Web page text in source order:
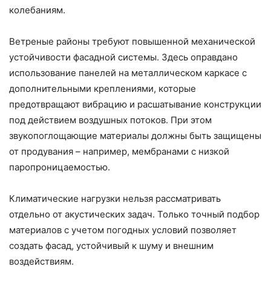
колебаниям.
Ветреные районы требуют повышенной механической
устойчивости фасадной системы. Здесь оправдано
использование панелей на металлическом каркасе с
дополнительными креплениями, которые
предотвращают вибрацию и расшатывание конструкции
под действием воздушных потоков. При этом
звукопоглощающие материалы должны быть защищены
от продувания – например, мембранами с низкой
паропроницаемостью.
Климатические нагрузки нельзя рассматривать
отдельно от акустических задач. Только точный подбор
материалов с учетом погодных условий позволяет
создать фасад, устойчивый к шуму и внешним
воздействиям.